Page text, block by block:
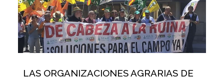
LAS ORGANIZACIONES AGRARIAS DE